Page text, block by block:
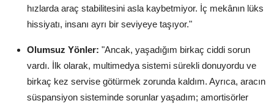
hızlarda araç stabilitesini asla kaybetmiyor. İç mekânın lüks
hissiyatı, insanı ayrı bir seviyeye taşıyor."
Olumsuz Yönler: "Ancak, yaşadığım birkaç ciddi sorun
vardı. İlk olarak, multimedya sistemi sürekli donuyordu ve
birkaç kez servise götürmek zorunda kaldım. Ayrıca, aracın
süspansiyon sisteminde sorunlar yaşadım; amortisörler